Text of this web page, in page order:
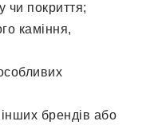
чи покриття;
каміння,
брендів або